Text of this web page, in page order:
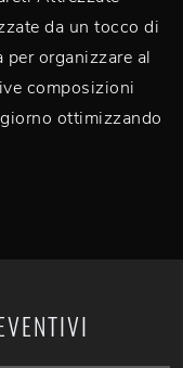
da un tocco di
organizzare al
composizioni
ottimizzando